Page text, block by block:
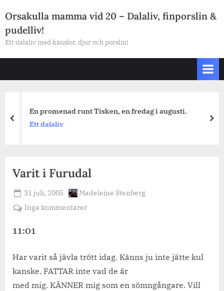
to
content
Orsakulla mamma vid 20 – Dalaliv, finporslin &
pudelliv!
Ett dalaliv med känslor, djur och porslin!
En promenad runt Tisken, en fredag i augusti.
Ett dalaliv
prev
Varit i Furudal
Posted
on
31 juli, 2005 By
Madeleine Stenberg
Inga kommentarertill
11:O1
Har varit så jävla trött idag. Känns ju inte jätte kul
kanske. FATTAR inte vad de är
med mig. KÄNNER mig som en sömngångare. Vill